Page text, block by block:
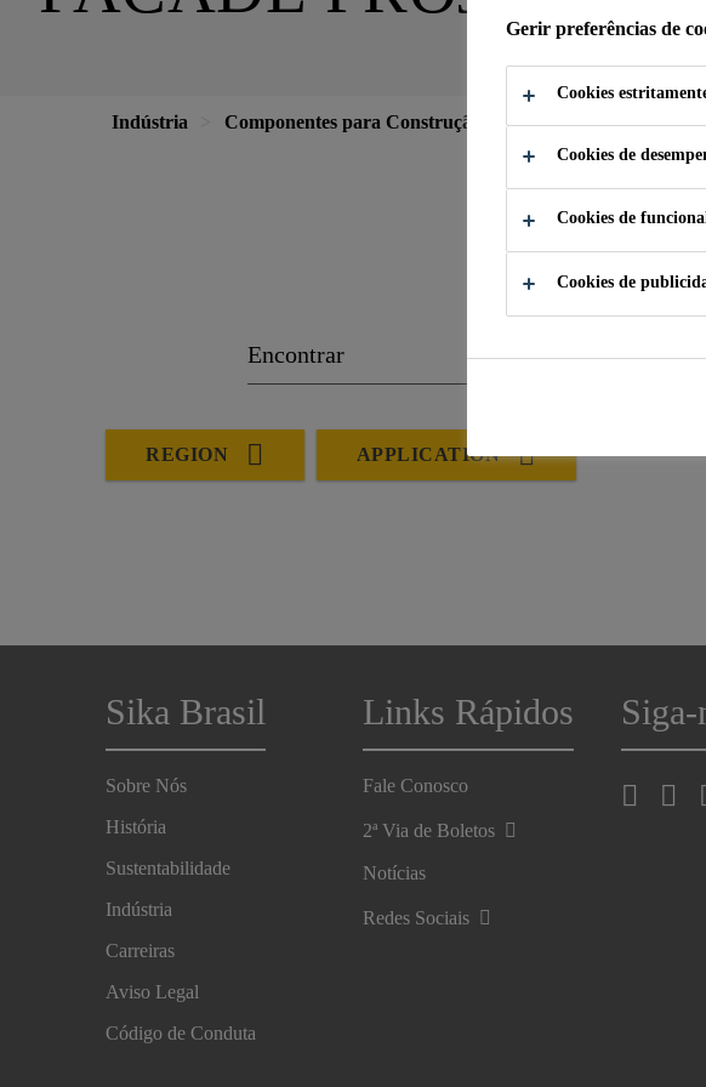
Indústria Componentes para Construção Fachada
REGION APPLICATION
Sika Brasil
Sobre Nós
História
Sustentabilidade
Indústria
Carreiras
Aviso Legal
Código de Conduta
Links Rápidos
Fale Conosco
2ª Via de Boletos
Notícias
Redes Sociais
Siga-
Gerir preferências de
Cookies
Cookies de
Cookies de
Cookies de